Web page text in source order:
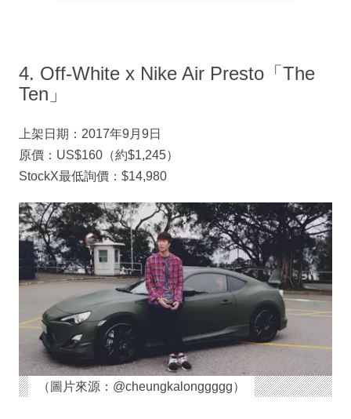
4. Off-White x Nike Air Presto「The
Ten」
上架日期：2017年9月9日
原價：US$160（約$1,245）
StockX最低詢價：$14,980
（圖片來源：@cheungkalonggggg）